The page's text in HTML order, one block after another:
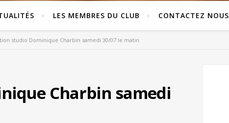
LES MEMBRES DU CLUB CONTACTEZ NOUS
studio Dominique Charbin samedi 30/07 le matin
Charbin samedi